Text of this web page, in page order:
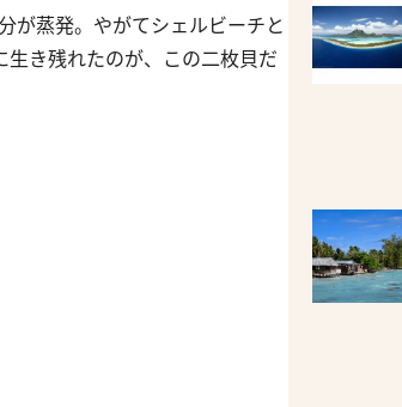
が蒸発。やがてシェルビーチと
き残れたのが、この二枚貝だ